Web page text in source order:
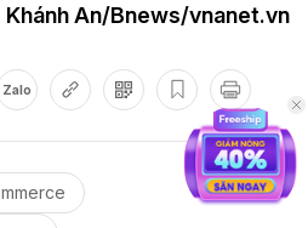
Khánh An/Bnews/vnanet.vn
Zalo